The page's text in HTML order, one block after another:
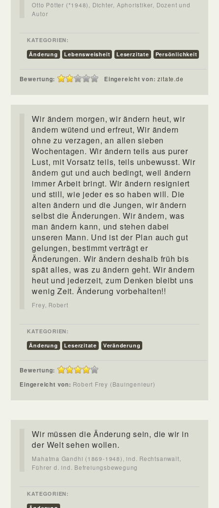
Otto Pötter (*1948), Dichter, Aphoristiker, Dozent und
Autor
KATEGORIEN:
Änderung
Lebensweisheit Leserzitate Persönlichkeit
Bewertung: Eingereicht von:zitate.de
Wir ändern morgen, wir ändern heut, wir
ändern wütend und erfreut, Wir ändern
ohne zu verzagen, an allen sieben
Wochentagen. Wir ändern teils aus purer
Lust, mit Vorsatz teils, teils unbewusst. Wir
ändern gut und auch bedingt, weil ändern
immer Arbeit bringt. Wir ändern resigniert
und still, wie jeder es so haben will. Die
alten ändern und die Jungen, wir ändern
selbst die Änderungen. Wir ändern, was
man ändern kann, und stehen dabei
unseren Mann. Und ist der Plan auch gut
gelungen, bestimmt verträgt er
Änderungen. Wir ändern deshalb früh bis
spät alles, was zu ändern geht. Wir ändern
heut und jederzeit, zum Denken bleibt uns
wenig Zeit. Änderung vorbehalten!!
Frey, Robert
KATEGORIEN:
Änderung
Leserzitate Veränderung
Bewertung:
Eingereicht von: Robert Frey (Bauingenieur)
Wir müssen die Änderung sein, die wir in
der Welt sehen wollen.
Mahatma Gandhi (1869-1948), ind. Rechtsanwalt,
Führer d. ind. Befreiungsbewegung
KATEGORIEN: